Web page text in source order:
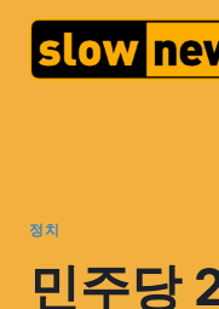
정치
민주당